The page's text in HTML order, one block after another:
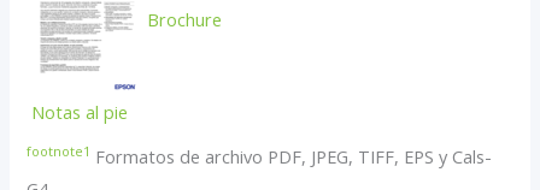
Brochure
Notas al pie
footnote1 Formatos de archivo PDF, JPEG, TIFF, EPS y Cals-